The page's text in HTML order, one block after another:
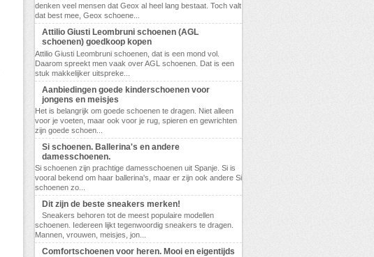
denken veel mensen dat Geox al heel lang bestaat. Toch valt
dat best mee, Geox schoene...
Attilio Giusti Leombruni schoenen (AGL
schoenen) goedkoop kopen
Attilio Giusti Leombruni schoenen, dat is een mond vol.
Daarom spreekt men vaak over AGL schoenen. Dat is een
stuk makkelijker uitspreke...
Aanbiedingen goede kinderschoenen voor
jongens en meisjes
Het is belangrijk om goede schoenen te dragen. Niet alleen
voor je voeten, maar ook voor je rug, spieren en gewrichten
zijn goede schoen...
Si schoenen. Ballerina's en andere
damesschoenen.
Si schoenen zijn prachtige damesschoenen uit Spanje. Si is
vooral bekend om haar ballerina's, maar er zijn ook andere Si
schoenen zo...
Dit zijn de beste sneakers merken!
Sneakers behoren tot de meest populaire modellen
schoenen. Iedereen lijkt tegenwoordig sneakers te dragen.
Mannen, vrouwen, meisjes, jon...
Comfortschoenen voor heren. Mooi en eigentijds